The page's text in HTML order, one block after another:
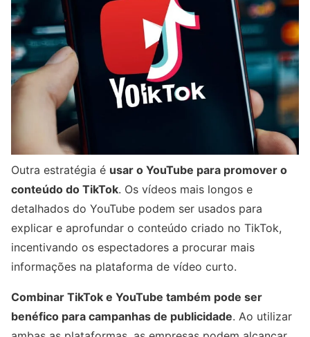
Outra estratégia é usar o YouTube para promover o
conteúdo do TikTok. Os vídeos mais longos e
detalhados do YouTube podem ser usados ​​para
explicar e aprofundar o conteúdo criado no TikTok,
incentivando os espectadores a procurar mais
informações na plataforma de vídeo curto.
Combinar TikTok e YouTube também pode ser
benéfico para campanhas de publicidade. Ao utilizar